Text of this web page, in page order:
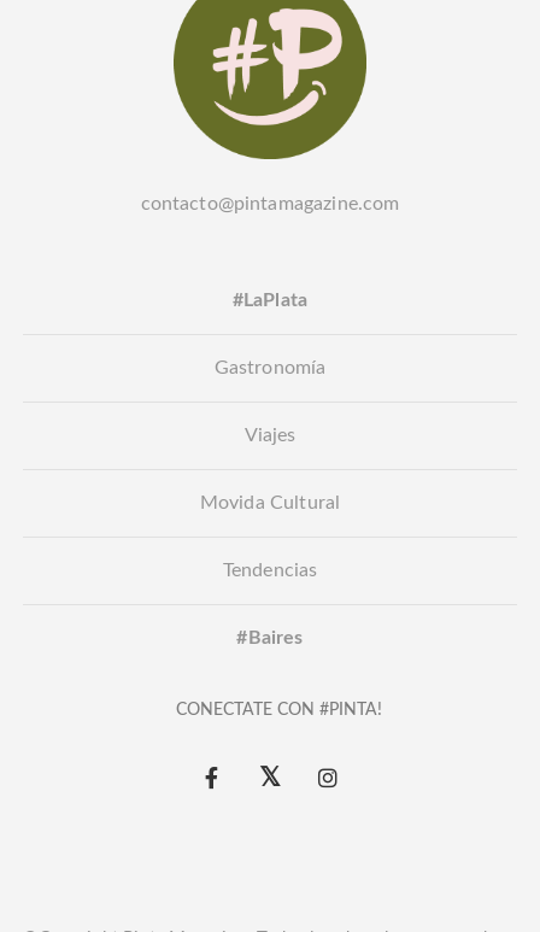
contacto@pintamagazine.com
#LaPlata
Gastronomía
Viajes
Movida Cultural
Tendencias
#Baires
CONECTATE CON #PINTA!